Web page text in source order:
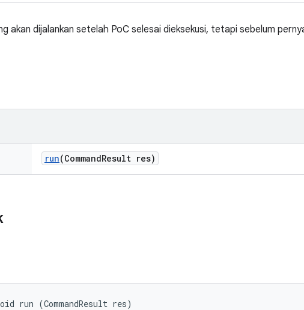
akan dijalankan setelah PoC selesai dieksekusi, tetapi sebelum
run(CommandResult res)
run (CommandResult res)